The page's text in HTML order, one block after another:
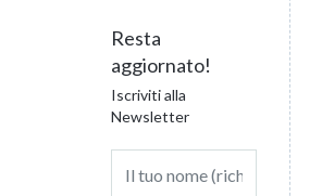
Resta
aggiornato!
Iscriviti alla
Newsletter